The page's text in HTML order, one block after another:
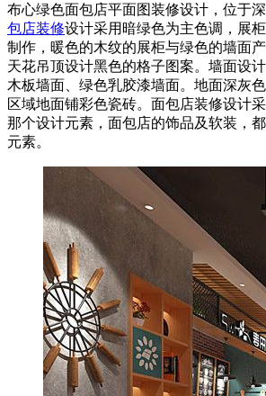
布心绿色面包店平面图装修设计，位于深
包店装修设计采用暗绿色为主色调，展
制作，暖色的木纹的展柜与绿色的墙面
天花吊顶设计黑色的格子图案。墙面设
木板墙面、绿色乳胶漆墙面。地面深灰
区域地面铺彩色瓷砖。面包店装修设计
那个设计元素，面包店的饰品及软装，
元素。